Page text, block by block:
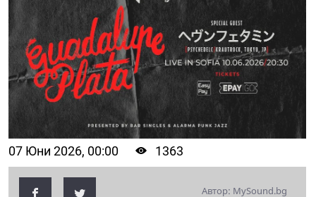
07 Юни 2026, 00:00 1363
Автор: MySound.bg